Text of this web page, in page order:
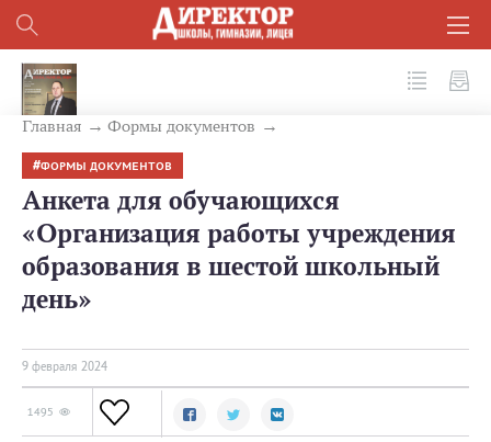
Главная Формы документов
ФОРМЫ ДОКУМЕНТОВ
Анкета для обучающихся
«Организация работы учреждения
образования в шестой школьный
день»
9 февраля 2024
1495